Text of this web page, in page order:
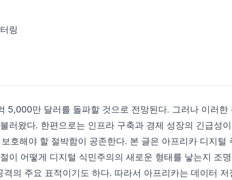
링
5,000만 달러를 돌파할 것으로 전망된다. 그러나 이러한
러왔다. 한편으로는 인프라 구축과 경제 성장의 긴급성
호해야 할 절박함이 공존한다. 본 글은 아프리카 디지털
이 어떻게 디지털 식민주의의 새로운 형태를 낳는지 조
의 주요 표적이기도 하다. 따라서 아프리카는 데이터 저